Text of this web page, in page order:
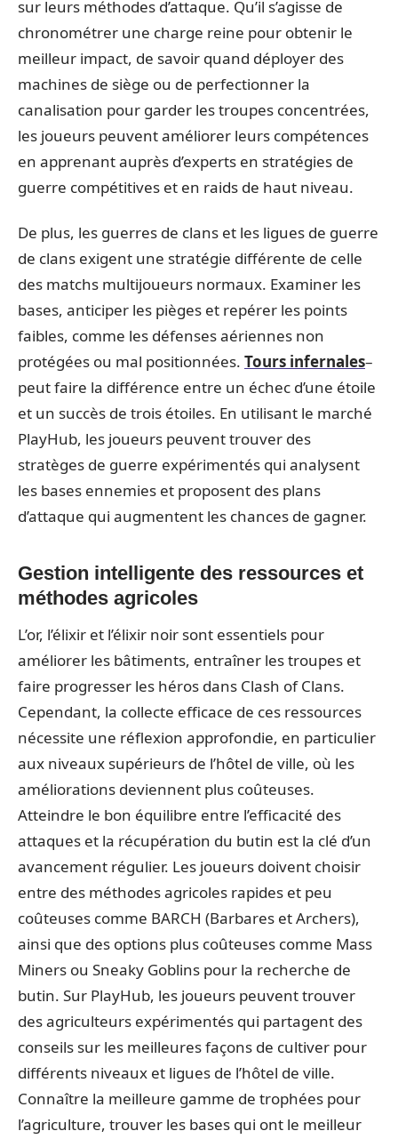
sur leurs méthodes d’attaque. Qu’il s’agisse de
chronométrer une charge reine pour obtenir le
meilleur impact, de savoir quand déployer des
machines de siège ou de perfectionner la
canalisation pour garder les troupes concentrées,
les joueurs peuvent améliorer leurs compétences
en apprenant auprès d’experts en stratégies de
guerre compétitives et en raids de haut niveau.
De plus, les guerres de clans et les ligues de guerre
de clans exigent une stratégie différente de celle
des matchs multijoueurs normaux. Examiner les
bases, anticiper les pièges et repérer les points
faibles, comme les défenses aériennes non
protégées ou mal positionnées. Tours infernales–
peut faire la différence entre un échec d’une étoile
et un succès de trois étoiles. En utilisant le marché
PlayHub, les joueurs peuvent trouver des
stratèges de guerre expérimentés qui analysent
les bases ennemies et proposent des plans
d’attaque qui augmentent les chances de gagner.
Gestion intelligente des ressources et
méthodes agricoles
L’or, l’élixir et l’élixir noir sont essentiels pour
améliorer les bâtiments, entraîner les troupes et
faire progresser les héros dans Clash of Clans.
Cependant, la collecte efficace de ces ressources
nécessite une réflexion approfondie, en particulier
aux niveaux supérieurs de l’hôtel de ville, où les
améliorations deviennent plus coûteuses.
Atteindre le bon équilibre entre l’efficacité des
attaques et la récupération du butin est la clé d’un
avancement régulier. Les joueurs doivent choisir
entre des méthodes agricoles rapides et peu
coûteuses comme BARCH (Barbares et Archers),
ainsi que des options plus coûteuses comme Mass
Miners ou Sneaky Goblins pour la recherche de
butin. Sur PlayHub, les joueurs peuvent trouver
des agriculteurs expérimentés qui partagent des
conseils sur les meilleures façons de cultiver pour
différents niveaux et ligues de l’hôtel de ville.
Connaître la meilleure gamme de trophées pour
l’agriculture, trouver les bases qui ont le meilleur